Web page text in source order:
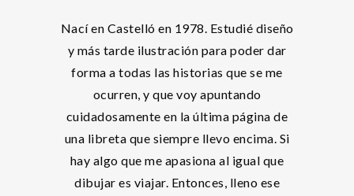
Nací en Castelló en 1978. Estudié diseño
y más tarde ilustración para poder dar
forma a todas las historias que se me
ocurren, y que voy apuntando
cuidadosamente en la última página de
una libreta que siempre llevo encima. Si
hay algo que me apasiona al igual que
dibujar es viajar. Entonces, lleno ese